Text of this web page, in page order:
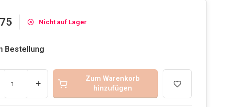
Nicht auf Lager
Bestellung
+
Zum Warenkorb
hinzufügen